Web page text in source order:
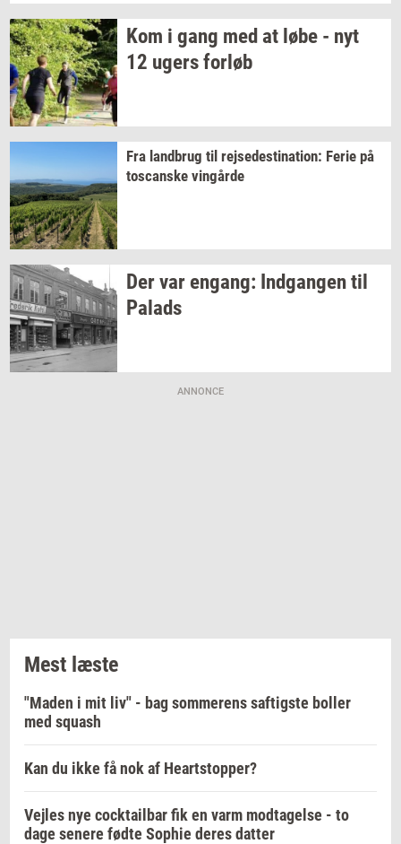
Kom i gang med at løbe - nyt
12 ugersfor­løb
Fra land­brug til rej­se­desti­na­tion: Ferie på
toscan­ske vin­går­de
Der var en­gang: Ind­gan­gentil
Pa­lads
ANNONCE
Mest læste
"Maden i mit liv" - bag sommerens saftigste boller
med squash
Kan du ikke få nok af Heartstopper?
Vejles nye cocktailbar fik en varm modtagelse - to
dage senere fødte Sophie deres datter